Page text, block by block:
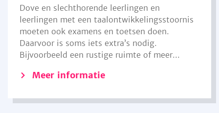
Dove en slechthorende leerlingen en
leerlingen met een taalontwikkelingsstoornis
moeten ook examens en toetsen doen.
Daarvoor is soms iets extra’s nodig.
Bijvoorbeeld een rustige ruimte of meer...
Meer informatie